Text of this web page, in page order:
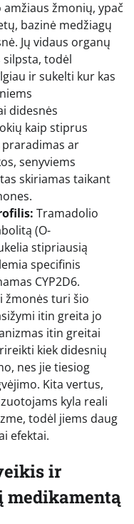
amžiaus žmonių, ypač
bazinė medžiagų
Jų vidaus organų
todėl
ir sukelti kur kas
didesnės
kaip stiprus
ar
senyviems
skiriamas taikant
Tramadolio
(O-
stipriausią
specifinis
CYP2D6.
žmonės turi šio
itin greita jo
itin greitai
kiek didesnių
nes jie tiesiog
Kita vertus,
kyla reali
todėl jiems daug
efektai.
ir
medikamentą